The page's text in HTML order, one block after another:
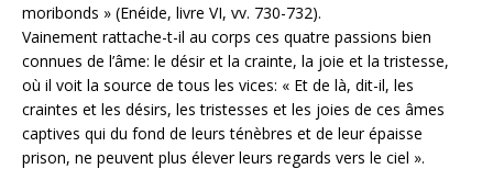
moribonds » (Enéide, livre VI, vv. 730-732).
Vainement rattache-t-il au corps ces quatre passions bien
connues de l’âme: le désir et la crainte, la joie et la tristesse,
où il voit la source de tous les vices: « Et de là, dit-il, les
craintes et les désirs, les tristesses et les joies de ces âmes
captives qui du fond de leurs ténèbres et de leur épaisse
prison, ne peuvent plus élever leurs regards vers le ciel ».